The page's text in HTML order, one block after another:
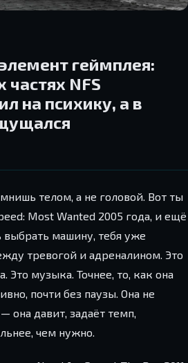
геймплея:
NFS
на психику, а в
телом, а не головой. Вот ты
Most Wanted 2005 года, и ещё
выбрать машину, тебя уже
тревогой и адреналином. Это
Это музыка. Точнее, то, как она
почти без паузы. Она не
она давит, задаёт темп,
чем нужно.